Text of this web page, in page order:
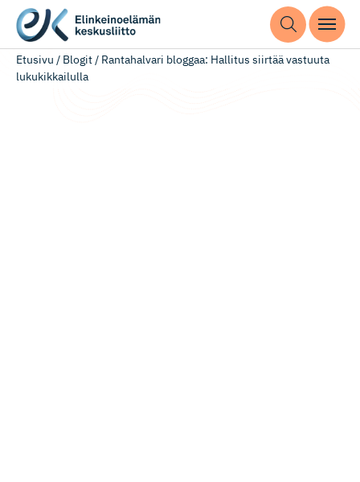
Etusivu / Blogit/ Rantahalvari bloggaa: Hallitus siirtää vastuuta
lukukikkailulla